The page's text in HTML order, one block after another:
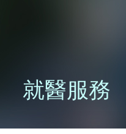
就醫服務